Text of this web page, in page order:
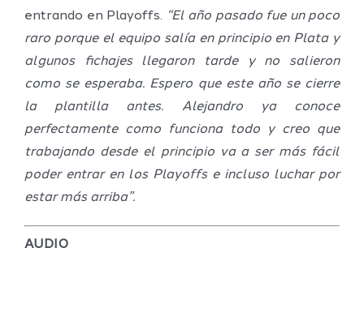
entrando en Playoffs. “El año pasado fue un poco
raro porque el equipo salía en principio en Plata y
algunos fichajes llegaron tarde y no salieron
como se esperaba. Espero que este año se cierre
la plantilla antes. Alejandro ya conoce
perfectamente como funciona todo y creo que
trabajando desde el principio va a ser más fácil
poder entrar en los Playoffs e incluso luchar por
estar más arriba”.
AUDIO